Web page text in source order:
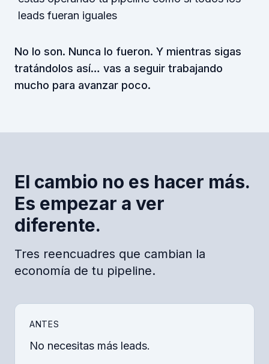
leads fueran iguales
No lo son. Nunca lo fueron. Y mientras sigas
tratándolos así… vas a seguir trabajando
mucho para avanzar poco.
El cambio no es hacer más.
Es empezar a ver
diferente.
Tres reencuadres que cambian la
economía de tu pipeline.
ANTES
No necesitas más leads.